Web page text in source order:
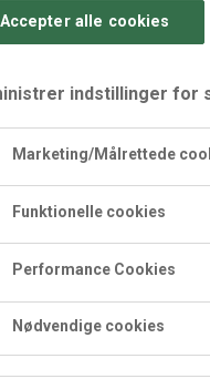
citronsmag,
Bakery, som
er perfekt til festlige
Accepter alle cookies
indstillinger for
Marketing/Målrettede
Funktionelle cookies
Performance Cookies
Nødvendige cookies